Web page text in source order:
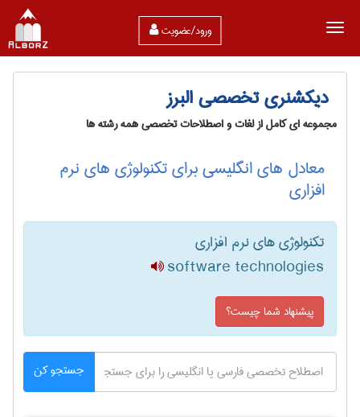
ورود/عضویت
دیکشنری تخصصی البرز
مجموعه ای کامل از لغات و اصطلاحات تخصصی همه رشته ها
معادل های انگلیسی برای تکنولوژی های نرم
افزاری
تکنولوژی های نرم افزاری
software technologies
پیشنهاد شما چیست؟
جستجو کن